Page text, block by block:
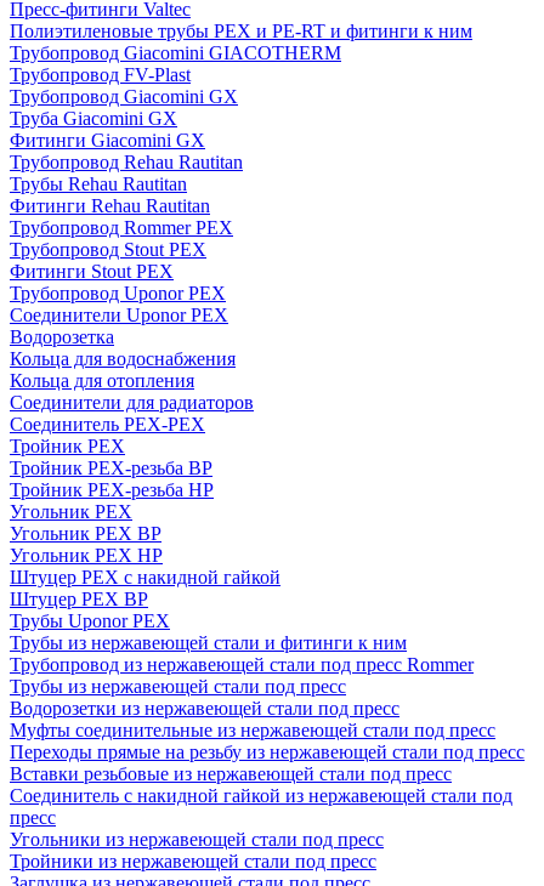
Пресс-фитинги Valtec
Полиэтиленовые трубы PEX и PE-RT и фитинги к ним
Трубопровод Giacomini GIACOTHERM
Трубопровод FV-Plast
Трубопровод Giacomini GX
Труба Giacomini GX
Фитинги Giacomini GX
Трубопровод Rehau Rautitan
Трубы Rehau Rautitan
Фитинги Rehau Rautitan
Трубопровод Rommer PEX
Трубопровод Stout PEX
Фитинги Stout PEX
Трубопровод Uponor PEX
Соединители Uponor PEX
Водорозетка
Кольца для водоснабжения
Кольца для отопления
Соединители для радиаторов
Соединитель PEX-PEX
Тройник PEX
Тройник PEX-резьба ВР
Тройник PEX-резьба НР
Угольник PEX
Угольник PEX ВР
Угольник PEX НР
Штуцер PEX c накидной гайкой
Штуцер PEX ВР
Трубы Uponor PEX
Трубы из нержавеющей стали и фитинги к ним
Трубопровод из нержавеющей стали под пресс Rommer
Трубы из нержавеющей стали под пресс
Водорозетки из нержавеющей стали под пресс
Муфты соединительные из нержавеющей стали под пресс
Переходы прямые на резьбу из нержавеющей стали под пресс
Вставки резьбовые из нержавеющей стали под пресс
Соединитель с накидной гайкой из нержавеющей стали под
пресс
Угольники из нержавеющей стали под пресс
Тройники из нержавеющей стали под пресс